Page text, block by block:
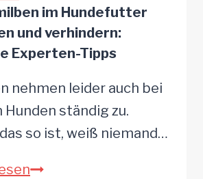
meistens
Junghunde
im Hundefutter
und verhindern:
Experten-Tipps
nehmen leider auch bei
Hunden ständig zu.
so ist, weiß niemand…
Futtermilben